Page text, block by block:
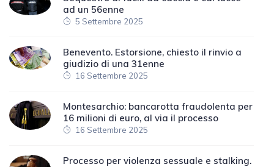
ad un 56enne
5 Settembre 2025
Benevento. Estorsione, chiesto il rinvio a
giudizio di una 31enne
16 Settembre 2025
Montesarchio: bancarotta fraudolenta per
16 milioni di euro, al via il processo
16 Settembre 2025
Processo per violenza sessuale e stalking.